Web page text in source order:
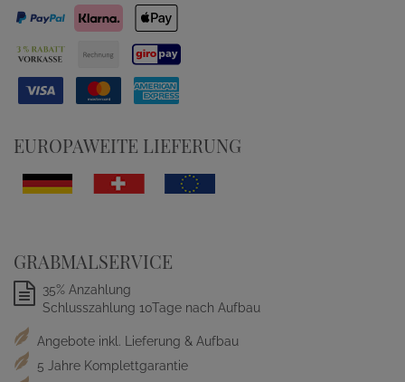
EUROPAWEITE LIEFERUNG
GRABMALSERVICE
35% Anzahlung
Schlusszahlung 10Tage nach Aufbau
Angebote inkl. Lieferung & Aufbau
5 Jahre Komplettgarantie